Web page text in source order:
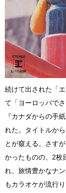
続けて出された「
て「ヨーロッパで
『カナダからの手
れた。タイトルか
とが窺える。さす
かったものの、2枚
れ、旅情豊かなナ
もカラオケが流行